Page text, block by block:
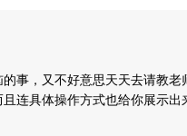
事，又不好意思天天去请教
连具体操作方式也给你展示